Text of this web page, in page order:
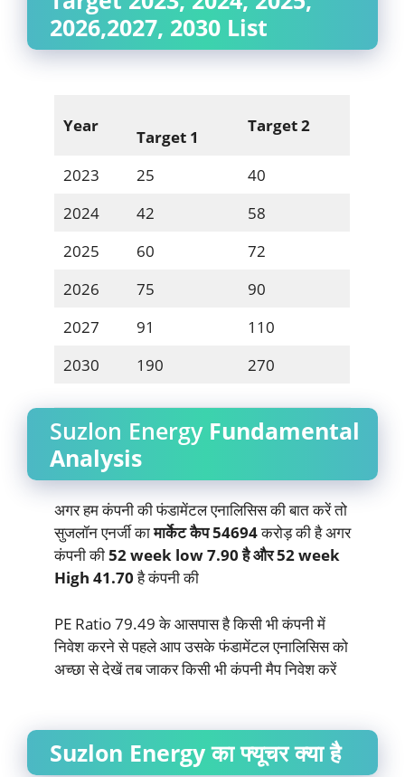
2026,2027, 2030 List
Year
Target 1
Target 2
2023 25
40
2024
42
58
2025
60
72
2026
75
90
2027
91
110
2030
190 270
Suzlon Energy Fundamental
Analysis
अगर हम कंपनी की फंडामेंटल एनालिसिस की बात करें तो
सुजलॉन एनर्जी कामार्केट कैप 54694करोड़ की है अगर
कंपनी की52 week low 7.90 है और 52 week
High 41.70है कंपनी की
PE Ratio 79.49 के आसपास है किसी भी कंपनी में
निवेश करने से पहले आप उसके फंडामेंटल एनालिसिस को
अच्छा से देखें तब जाकर किसी भी कंपनी मैप निवेश करें
Suzlon Energy का फ्यूचर क्या है